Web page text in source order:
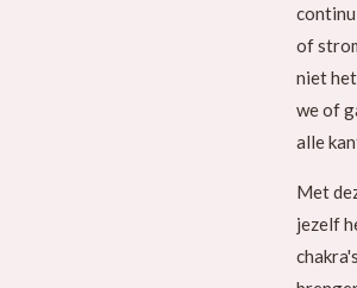
of
niet
we of
alle
Met
jezelf